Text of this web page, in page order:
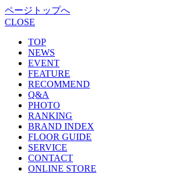
ページトップへ
CLOSE
TOP
NEWS
EVENT
FEATURE
RECOMMEND
Q&A
PHOTO
RANKING
BRAND INDEX
FLOOR GUIDE
SERVICE
CONTACT
ONLINE STORE